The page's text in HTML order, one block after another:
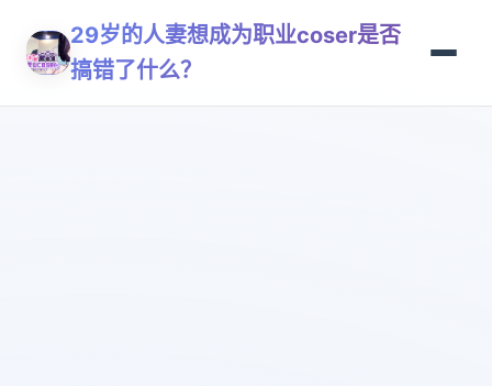
29岁的人妻想成为职业coser是否
搞错了什么？